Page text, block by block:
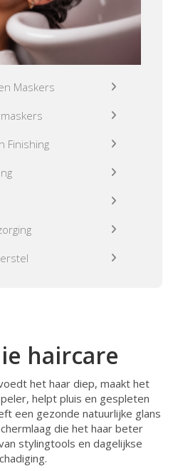
Maskers
Finishing
haircare
het haar diep, maakt het
helpt pluis en gespleten
een gezonde natuurlijke glans
die het haar beter
stylingtools en dagelijkse